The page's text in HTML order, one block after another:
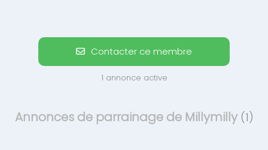
Contacter ce membre
1 annonce active
Annonces de parrainage de Millymilly (1)